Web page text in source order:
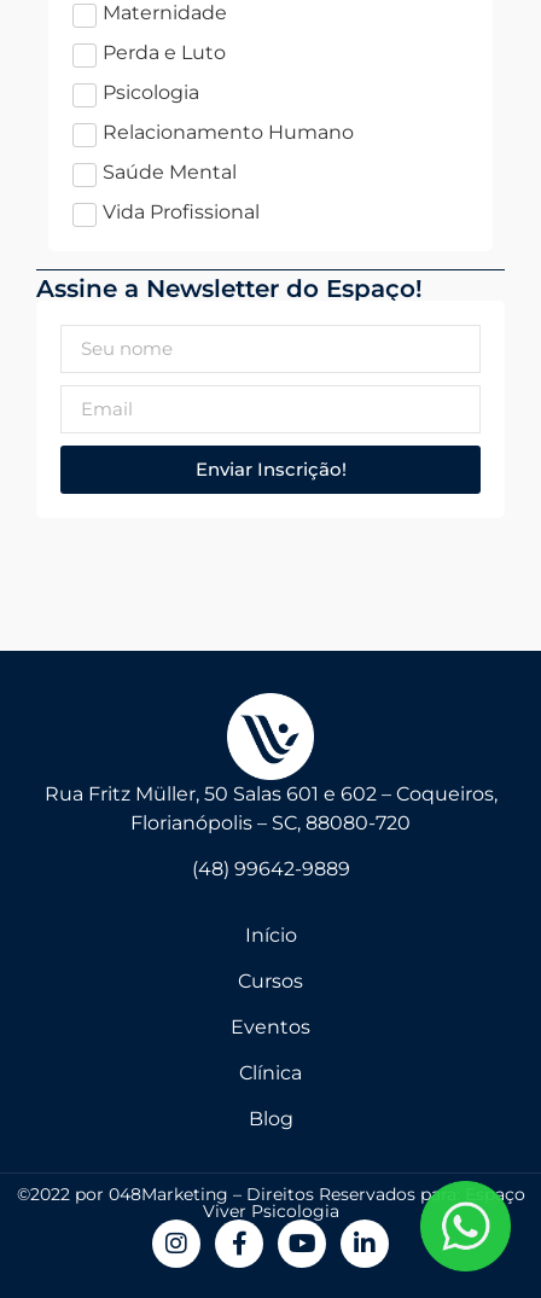
Maternidade
Perda e Luto
Psicologia
Relacionamento Humano
Saúde Mental
Vida Profissional
Assine a Newsletter do Espaço!
Enviar Inscrição!
Rua Fritz Müller, 50 Salas 601 e 602 – Coqueiros,
Florianópolis – SC, 88080-720
(48) 99642-9889
Início
Cursos
Eventos
Clínica
Blog
©2022 por 048Marketing – Direitos Reservados para: Espaço
Viver Psicologia